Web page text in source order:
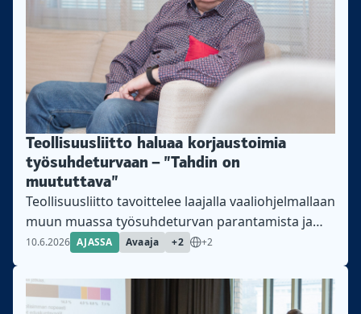
Teollisuusliitto haluaa korjaustoimia
työsuhdeturvaan – ”Tahdin on
muututtava”
Teollisuusliitto tavoittelee laajalla vaaliohjelmallaan
muun muassa työsuhdeturvan parantamista ja
työmarkkinoiden tasapainoa. Teollisuusliiton
työelämän pelisäännöt eivät säily ilman
hallitusvaihdosta. Tästä on kyse Teollisuusliitto
10.6.2026 AJASSA Avaaja +2 +2